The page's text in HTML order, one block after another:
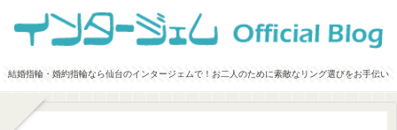
結婚指輪・婚約指輪なら仙台のインタージェムで！お二人のために素敵なリング選びをお手伝い